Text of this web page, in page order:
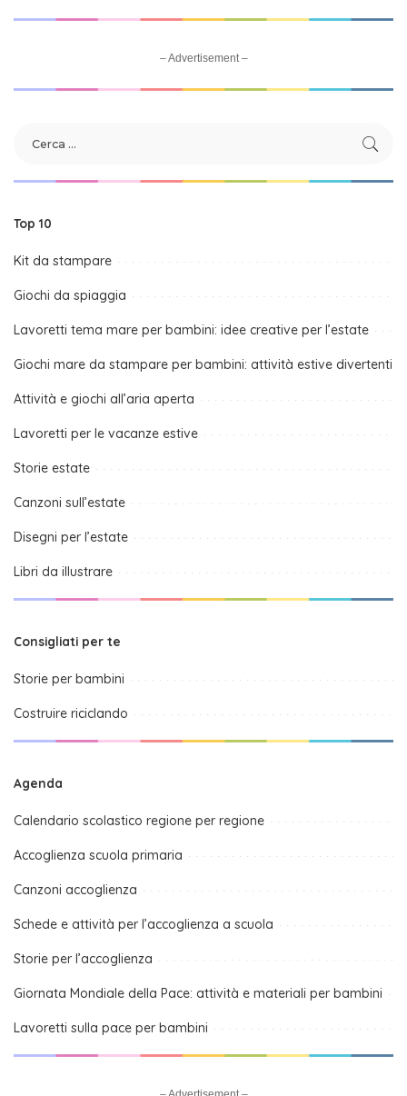
– Advertisement –
Top 10
Kit da stampare
Giochi da spiaggia
Lavoretti tema mare per bambini: idee creative per l’estate
Giochi mare da stampare per bambini: attività estive divertenti
Attività e giochi all’aria aperta
Lavoretti per le vacanze estive
Storie estate
Canzoni sull’estate
Disegni per l’estate
Libri da illustrare
Consigliati per te
Storie per bambini
Costruire riciclando
Agenda
Calendario scolastico regione per regione
Accoglienza scuola primaria
Canzoni accoglienza
Schede e attività per l’accoglienza a scuola
Storie per l’accoglienza
Giornata Mondiale della Pace: attività e materiali per bambini
Lavoretti sulla pace per bambini